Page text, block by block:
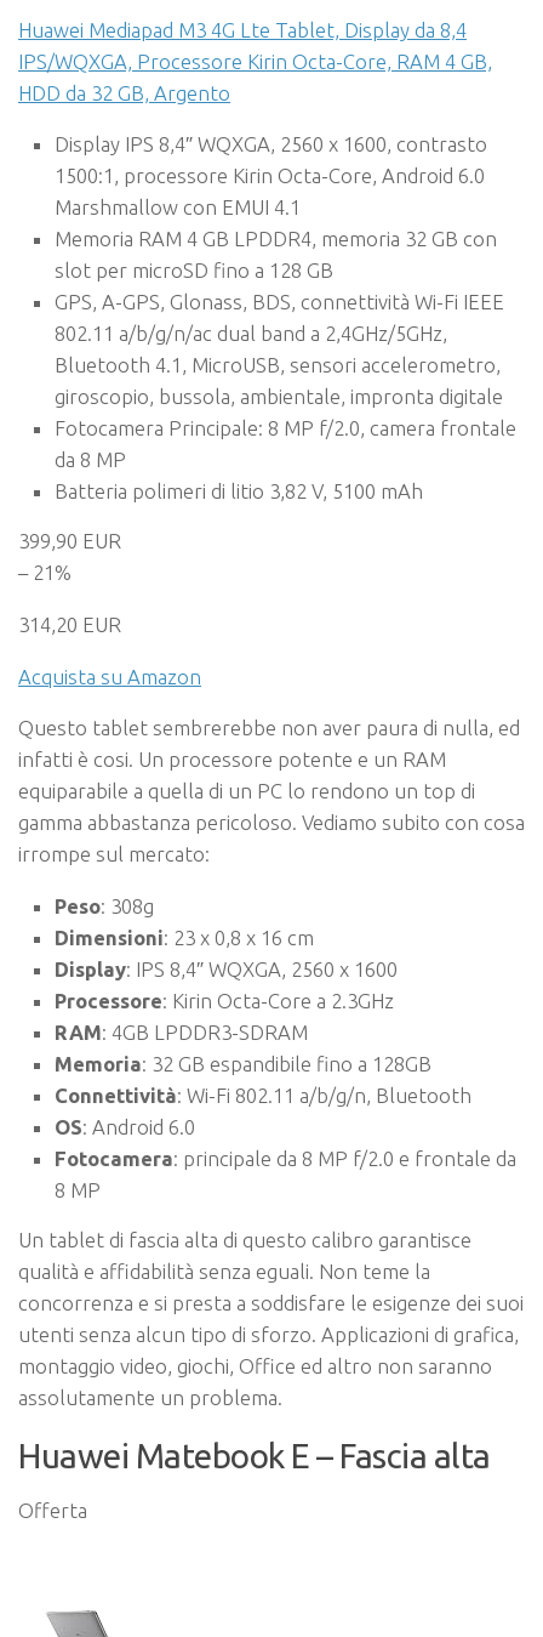
Huawei Mediapad M3 4G Lte Tablet, Display da 8,4
IPS/WQXGA, Processore Kirin Octa-Core, RAM 4 GB,
HDD da 32 GB, Argento
Display IPS 8,4″ WQXGA, 2560 x 1600, contrasto
1500:1, processore Kirin Octa-Core, Android 6.0
Marshmallow con EMUI 4.1
Memoria RAM 4 GB LPDDR4, memoria 32 GB con
slot per microSD fino a 128 GB
GPS, A-GPS, Glonass, BDS, connettività Wi-Fi IEEE
802.11 a/b/g/n/ac dual band a 2,4GHz/5GHz,
Bluetooth 4.1, MicroUSB, sensori accelerometro,
giroscopio, bussola, ambientale, impronta digitale
Fotocamera Principale: 8 MP f/2.0, camera frontale
da 8 MP
Batteria polimeri di litio 3,82 V, 5100 mAh
399,90 EUR
– 21%
314,20 EUR
Acquista su Amazon
Questo tablet sembrerebbe non aver paura di nulla, ed
infatti è cosi. Un processore potente e un RAM
equiparabile a quella di un PC lo rendono un top di
gamma abbastanza pericoloso. Vediamo subito con cosa
irrompe sul mercato:
Peso: 308g
Dimensioni: 23 x 0,8 x 16 cm
Display: IPS 8,4″ WQXGA, 2560 x 1600
Processore: Kirin Octa-Core a 2.3GHz
RAM: 4GB LPDDR3-SDRAM
Memoria: 32 GB espandibile fino a 128GB
Connettività: Wi-Fi 802.11 a/b/g/n, Bluetooth
OS: Android 6.0
Fotocamera: principale da 8 MP f/2.0 e frontale da
8 MP
Un tablet di fascia alta di questo calibro garantisce
qualità e affidabilità senza eguali. Non teme la
concorrenza e si presta a soddisfare le esigenze dei suoi
utenti senza alcun tipo di sforzo. Applicazioni di grafica,
montaggio video, giochi, Office ed altro non saranno
assolutamente un problema.
Huawei Matebook E – Fascia alta
Offerta